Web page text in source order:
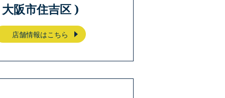
阪市住吉区 )
店舗情報はこちら